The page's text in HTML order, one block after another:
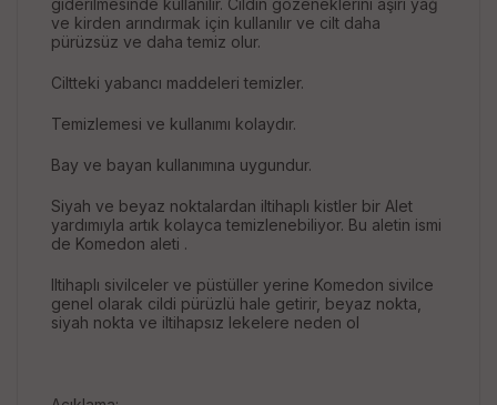
ve kirden arındırmak için kullanılır ve cilt daha
pürüzsüz ve daha temiz olur.
Ciltteki yabancı maddeleri temizler.
Temizlemesi ve kullanımı kolaydır.
Bay ve bayan kullanımına uygundur.
Siyah ve beyaz noktalardan iltihaplı kistler bir Alet
yardımıyla artık kolayca temizlenebiliyor. Bu aletin ismi
de Komedon aleti .
Iltihaplı sivilceler ve püstüller yerine Komedon sivilce
genel olarak cildi pürüzlü hale getirir, beyaz nokta,
siyah nokta ve iltihapsız lekelere neden ol